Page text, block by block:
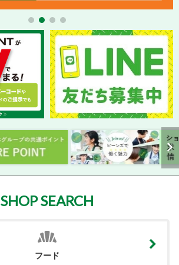
SHOP SEARCH
フード